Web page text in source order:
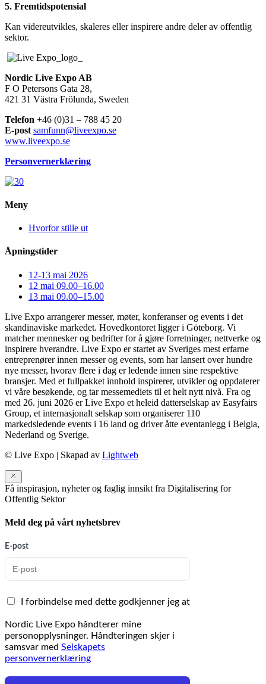
5. Fremtidspotensial
Kan videreutvikles, skaleres eller inspirere andre deler av offentlig
sektor.
Nordic Live Expo AB
F O Petersons Gata 28,
421 31 Västra Frölunda, Sweden
Telefon +46 (0)31 – 788 45 20
E-post samfunn@liveexpo.se
www.liveexpo.se
Personvernerklæring
Meny
Hvorfor stille ut
Åpningstider
12-13 mai 2026
12 mai 09.00–16.00
13 mai 09.00–15.00
Live Expo arrangerer messer, møter, konferanser og events i det
skandinaviske markedet. Hovedkontoret ligger i Göteborg. Vi
matcher mennesker og bedrifter for å gjøre forretninger, nettverke og
inspirere hverandre. Live Expo er startet av Sveriges mest erfarne
entreprenører innen messer og events, som har lansert over hundre
nye messer, hvorav flere i dag er ledende innen sine respektive
bransjer. Med et fullpakket innhold inspirerer, utvikler og oppdaterer
vi våre besøkende, og tar messemediets til et helt nytt nivå. Fra og
med 26. juni 2026 er Live Expo et heleid datterselskap av Easyfairs
Group, et internasjonalt selskap som organiserer 110
markedsledende events i 16 land og driver åtte eventanlegg i Belgia,
Nederland og Sverige.
© Live Expo | Skapad av Lightweb
Få inspirasjon, nyheter og faglig innsikt fra Digitalisering for
Offentlig Sektor
Meld deg på vårt nyhetsbrev
E-post
I forbindelse med dette godkjenner jeg at
Nordic Live Expo håndterer mine
personopplysninger. Håndteringen skjer i
samsvar med Selskapets
personvernerklæring